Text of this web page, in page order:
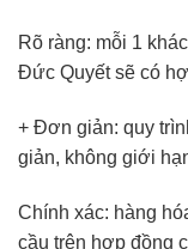
Rõ ràng: mỗi 1
Đức Quyết sẽ có
+ Đơn giản: quy
giản, không giới
Chính xác: hàng
cầu trên hợp đồng